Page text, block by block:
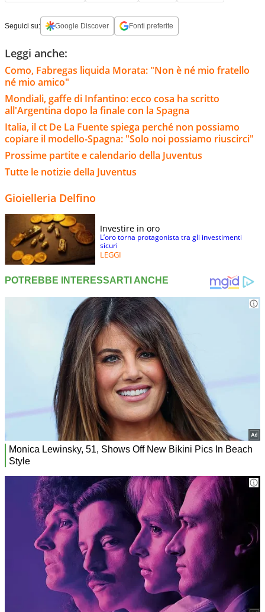
Seguici su: Google Discover Fonti preferite
Leggi anche:
Como, Fabregas liquida Morata: "Non è né mio fratello
né mio amico"
Mondiali, gaffe di Infantino: ecco cosa ha scritto
all'Argentina dopo la finale con la Spagna
Italia, il ct De La Fuente spiega perché non possiamo
copiare il modello-Spagna: "Solo noi possiamo riuscirci"
Prossime partite e calendario della Juventus
Tutte le notizie della Juventus
Gioielleria Delfino
Investire in oro
L’oro torna protagonista tra gli investimenti
sicuri
LEGGI